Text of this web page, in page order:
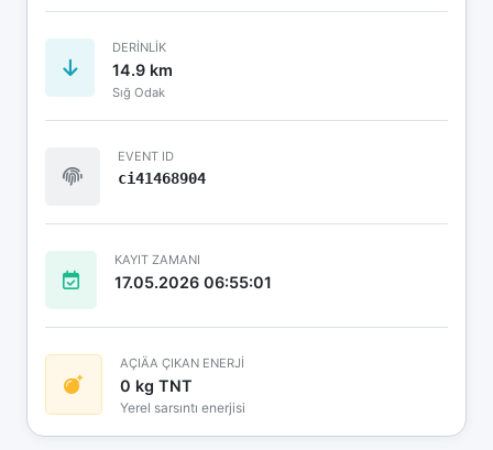
DERINLIK
14.9 km
Sığ Odak
EVENT ID
ci41468904
KAYIT ZAMANI
17.05.2026 06:55:01
AÇIÄA ÇIKAN ENERJİ
0 kg TNT
Yerel sarsıntı enerjisi